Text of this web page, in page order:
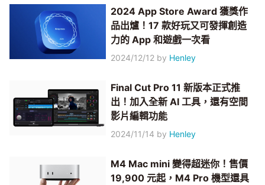
2024 App Store Award 獲獎作
品出爐！17 款好玩又可發揮創造
力的 App 和遊戲一次看
2024/12/12 by Henley
Final Cut Pro 11 新版本正式推
出！加入全新 AI 工具，還有空間
影片編輯功能
2024/11/14 by Henley
M4 Mac mini 變得超迷你！售價
19,900 元起，M4 Pro 機型還具